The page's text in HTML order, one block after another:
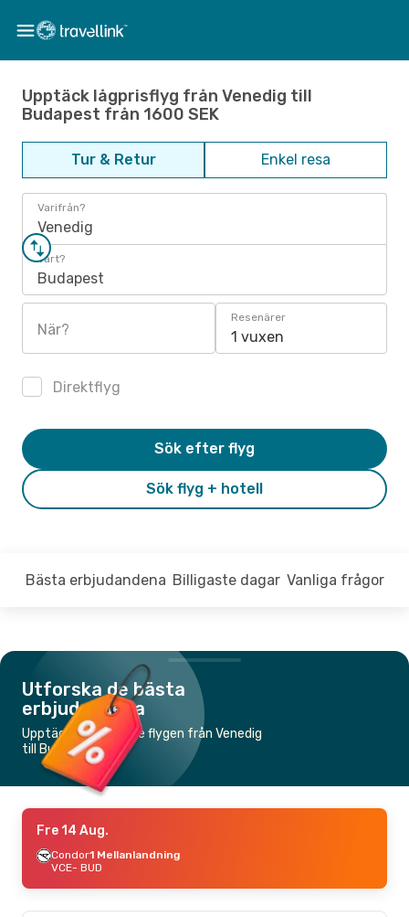
Upptäck lågprisflyg från Venedig till
Budapest från 1600 SEK
Tur & Retur Enkel resa
Varifrån?
Venedig
Vart?
Budapest
När?
Resenärer
1 vuxen
Direktflyg
Sök flyg + hotell
Sök efter flyg
Bästa erbjudandena Billigaste dagar Vanliga frågor
Utforska de bästa
erbjudandena
Upptäck de billigaste flygen från Venedig
till Budapest
Fre 14 Aug.
Condor1 Mellanlandning
VCE- BUD